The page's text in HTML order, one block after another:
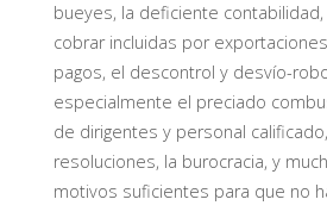
bueyes, la deficiente
cobrar incluidas por
pagos, el descontrol y desvío-
especialmente el preciado
de dirigentes y personal
resoluciones, la burocracia, y
motivos suficientes para que no